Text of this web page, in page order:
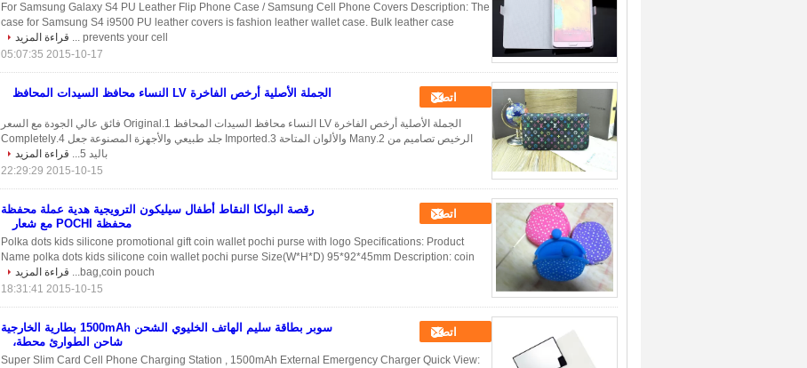
For Samsung Galaxy S4 PU Leather Flip Phone Case / Samsung Cell Phone Covers Description: The
case for Samsung S4 i9500 PU leather covers is fashion leather wallet case. Bulk leather case
prevents your cell ...
قراءة المزيد
2015-10-17 05:07:35
الجملة الأصلية أرخص الفاخرة LV النساء محافظ السيدات المحافظ اتصل
الجملة الأصلية أرخص الفاخرة LV النساء محافظ السيدات المحافظ 1.Original فائق عالي الجودة مع السعر
الرخيص تصاميم من 2.Many والألوان المتاحة 3.Imported جلد طبيعي والأجهزة المصنوعة جعل 4.Completely
باليد 5...
قراءة المزيد
2015-10-15 22:29:29
رقصة البولكا النقاط أطفال سيليكون الترويجية هدية عملة محفظة
محفظة POCHI مع شعار
اتصل
Polka dots kids silicone promotional gift coin wallet pochi purse with logo Specifications: Product
Name polka dots kids silicone coin wallet pochi purse Size(W*H*D) 95*92*45mm Description: coin
bag,coin pouch...
قراءة المزيد
2015-10-15 18:31:41
سوبر بطاقة سليم الهاتف الخليوي الشحن 1500mAh بطارية الخارجية
شاحن الطوارئ محطة،
اتصل
Super Slim Card Cell Phone Charging Station , 1500mAh External Emergency Charger Quick View: